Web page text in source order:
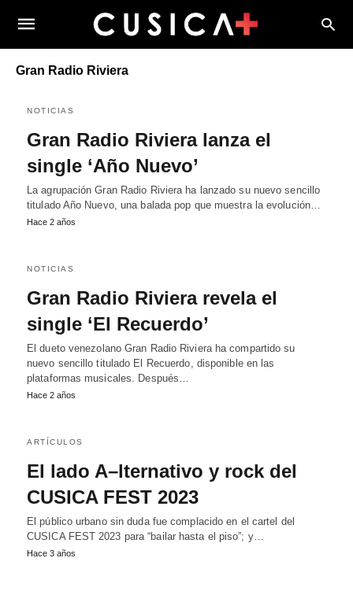
Gran Radio Riviera
NOTICIAS
Gran Radio Riviera lanza el
single ‘Año Nuevo’
La agrupación Gran Radio Riviera ha lanzado su nuevo sencillo
titulado Año Nuevo, una balada pop que muestra la evolución…
Hace 2 años
NOTICIAS
Gran Radio Riviera revela el
single ‘El Recuerdo’
El dueto venezolano Gran Radio Riviera ha compartido su
nuevo sencillo titulado El Recuerdo, disponible en las
plataformas musicales. Después…
Hace 2 años
ARTÍCULOS
El lado A–lternativo y rock del
CUSICA FEST 2023
El público urbano sin duda fue complacido en el cartel del
CUSICA FEST 2023 para “bailar hasta el piso”; y…
Hace 3 años